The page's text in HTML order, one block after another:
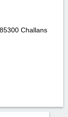
Challans